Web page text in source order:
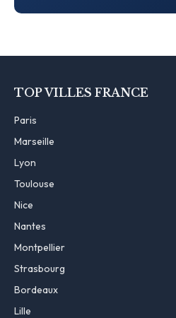
TOP VILLES FRANCE
Paris
Marseille
Lyon
Toulouse
Nice
Nantes
Montpellier
Strasbourg
Bordeaux
Lille